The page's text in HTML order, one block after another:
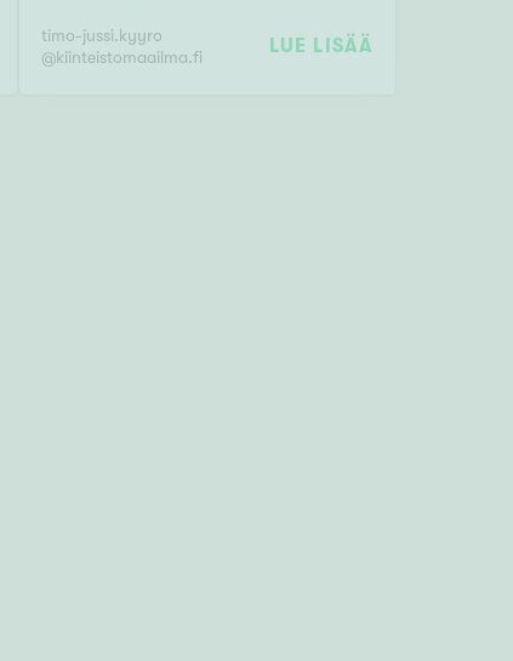
timo-jussi.kyyro
@kiinteistomaailma.fi LUE LISÄÄ